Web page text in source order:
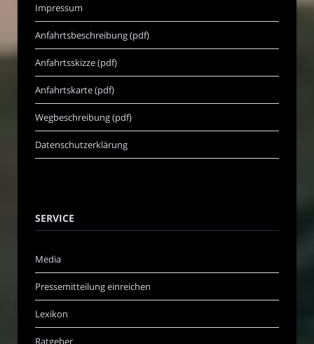
Impressum
Anfahrtsbeschreibung (pdf)
Anfahrtsskizze (pdf)
Anfahrtskarte (pdf)
Wegbeschreibung (pdf)
Datenschutzerklärung
SERVICE
Media
Pressemitteilung einreichen
Lexikon
Ratgeber